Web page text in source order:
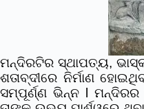
ମନ୍ଦିରଟିର ସ୍ଥାପତ୍ୟ,
ଶତାବ୍ଦୀରେ ନିର୍ମାଣ
ସମ୍ପୂର୍ଣ୍ଣ ଭିନ୍ନ l ମନ୍ଦିରର